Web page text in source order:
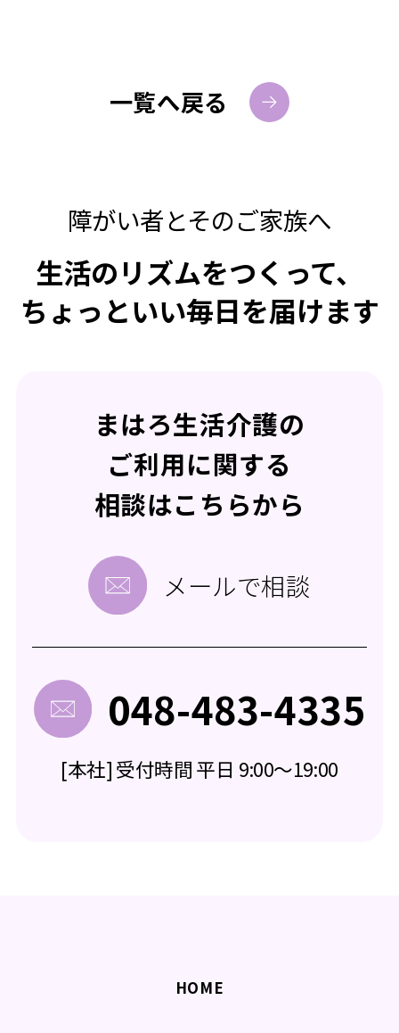
一覧へ戻る
障がい者とそのご家族へ
生活のリズムをつくって、
ちょっといい毎日を届けます
まはろ生活介護の
ご利用に関する
相談はこちらから
メールで相談
048-483-4335
[本社] 受付時間 平日 9:00～19:00
HOME